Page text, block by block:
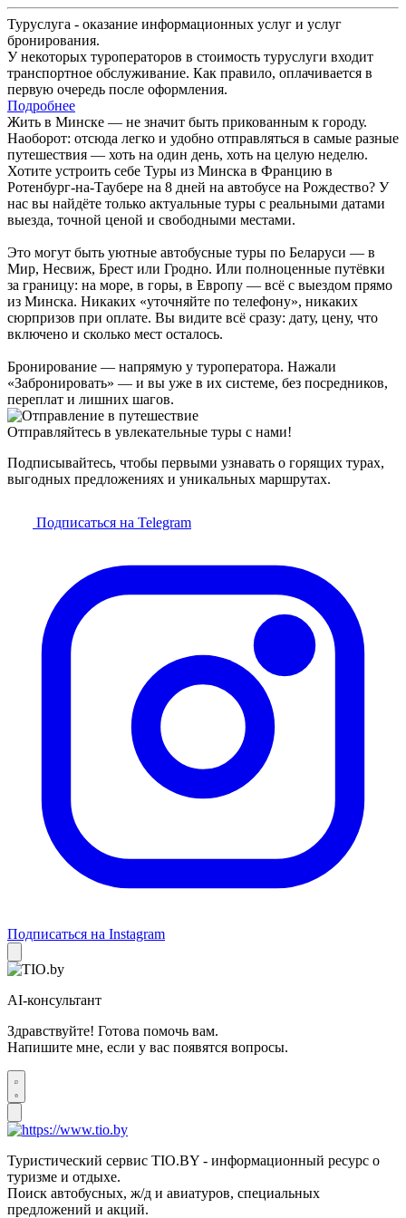
Туруслуга - оказание информационных услуг и услуг
бронирования.
У некоторых туроператоров в стоимость туруслуги входит
транспортное обслуживание. Как правило, оплачивается в
первую очередь после оформления.
Подробнее
Жить в Минске — не значит быть прикованным к городу.
Наоборот: отсюда легко и удобно отправляться в самые разные
путешествия — хоть на один день, хоть на целую неделю.
Хотите устроить себе Туры из Минска в Францию в
Ротенбург-на-Таубере на 8 дней на автобусе на Рождество? У
нас вы найдёте только актуальные туры с реальными датами
выезда, точной ценой и свободными местами.
Это могут быть уютные автобусные туры по Беларуси — в
Мир, Несвиж, Брест или Гродно. Или полноценные путёвки
за границу: на море, в горы, в Европу — всё с выездом прямо
из Минска. Никаких «уточняйте по телефону», никаких
сюрпризов при оплате. Вы видите всё сразу: дату, цену, что
включено и сколько мест осталось.
Бронирование — напрямую у туроператора. Нажали
«Забронировать» — и вы уже в их системе, без посредников,
переплат и лишних шагов.
Отправляйтесь в увлекательные туры с нами!
Подписывайтесь, чтобы первыми узнавать о горящих турах,
выгодных предложениях и уникальных маршрутах.
Подписаться на Telegram
Подписаться на Instagram
AI-консультант
Здравствуйте! Готова помочь вам.
Напишите мне, если у вас появятся вопросы.
Туристический сервис TIO.BY - информационный ресурс о
туризме и отдыхе.
Поиск автобусных, ж/д и авиатуров, специальных
предложений и акций.